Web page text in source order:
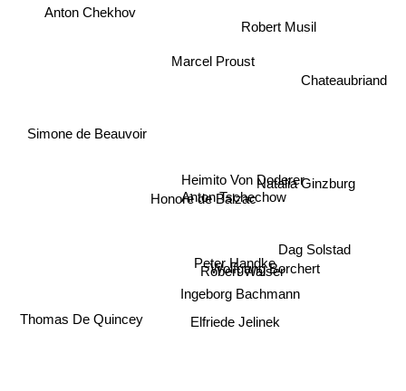
Honoré de Balzac
Anton Tschechow
Marcel Proust
Robert Walser
Peter Handke
Heimito Von Doderer
Ingeborg Bachmann
Elfriede Jelinek
Wolfgang Borchert
Natalia Ginzburg
Dag Solstad
Chateaubriand
Simone de Beauvoir
Thomas De Quincey
Robert Musil
Anton Chekhov